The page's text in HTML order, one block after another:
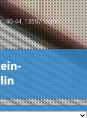
40-44, 13597 Berlin